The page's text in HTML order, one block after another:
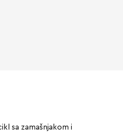
sa zamašnjakom i